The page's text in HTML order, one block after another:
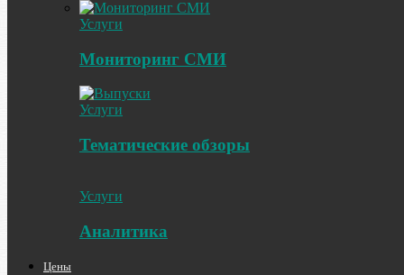
Услуги
Мониторинг СМИ
Услуги
Тематические обзоры
Услуги
Аналитика
Цены